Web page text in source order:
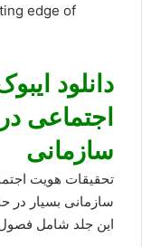
edge of
دانلود
اجتماعی
سازمانی
تحقیقات هویت
سازمانی بسیار در
این جلد شامل